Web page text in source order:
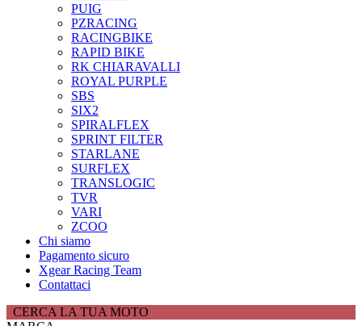
PUIG
PZRACING
RACINGBIKE
RAPID BIKE
RK CHIARAVALLI
ROYAL PURPLE
SBS
SIX2
SPIRALFLEX
SPRINT FILTER
STARLANE
SURFLEX
TRANSLOGIC
TVR
VARI
ZCOO
Chi siamo
Pagamento sicuro
Xgear Racing Team
Contattaci
CERCA LA TUA MOTO